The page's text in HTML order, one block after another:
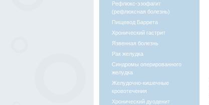
Рефлюкс-эзофагит
(рефлюксная болезнь)
Пищевод Баррета
Хронический гастрит
Язвенная болезнь
Рак желудка
Синдромы оперированного
желудка
Желудочно-кишечные
кровотечения
Хронический дуоденит